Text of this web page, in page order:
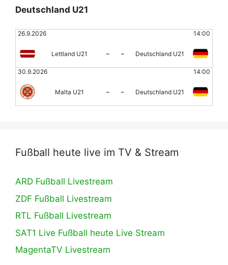
Deutschland U21
26.9.2026 14:00
Lettland U21 - - Deutschland U21
30.9.2026 14:00
Malta U21 - - Deutschland U21
Fußball heute live im TV & Stream
ARD Fußball Livestream
ZDF Fußball Livestream
RTL Fußball Livestream
SAT1 Live Fußball heute Live Stream
MagentaTV Livestream